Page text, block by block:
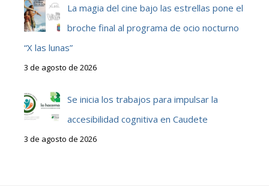
La magia del cine bajo las estrellas pone el
broche final al programa de ocio nocturno
“X las lunas”
3 de agosto de 2026
Se inicia los trabajos para impulsar la
accesibilidad cognitiva en Caudete
3 de agosto de 2026